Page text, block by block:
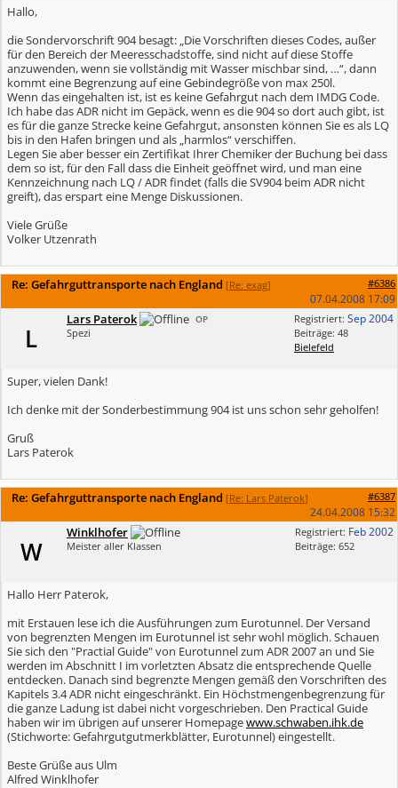
Hallo,
die Sondervorschrift 904 besagt: „Die Vorschriften dieses Codes, außer
für den Bereich der Meeresschadstoffe, sind nicht auf diese Stoffe
anzuwenden, wenn sie vollständig mit Wasser mischbar sind, …“, dann
kommt eine Begrenzung auf eine Gebindegröße von max 250l.
Wenn das eingehalten ist, ist es keine Gefahrgut nach dem IMDG Code.
Ich habe das ADR nicht im Gepäck, wenn es die 904 so dort auch gibt, ist
es für die ganze Strecke keine Gefahrgut, ansonsten können Sie es als LQ
bis in den Hafen bringen und als „harmlos“ verschiffen.
Legen Sie aber besser ein Zertifikat Ihrer Chemiker der Buchung bei dass
dem so ist, für den Fall dass die Einheit geöffnet wird, und man eine
Kennzeichnung nach LQ / ADR findet (falls die SV904 beim ADR nicht
greift), das erspart eine Menge Diskussionen.
Viele Grüße
Volker Utzenrath
Re: Gefahrguttransporte nach England [Re: exag] #6386
07.04.2008 17:09
Registriert: Sep 2004
Beiträge: 48
Bielefeld
L
Lars Paterok OP
Spezi
Super, vielen Dank!
Ich denke mit der Sonderbestimmung 904 ist uns schon sehr geholfen!
Gruß
Lars Paterok
Re: Gefahrguttransporte nach England [Re: Lars Paterok] #6387
24.04.2008 15:32
Registriert: Feb 2002
Beiträge: 652
W
Winklhofer
Meister aller Klassen
Hallo Herr Paterok,
mit Erstauen lese ich die Ausführungen zum Eurotunnel. Der Versand
von begrenzten Mengen im Eurotunnel ist sehr wohl möglich. Schauen
Sie sich den "Practial Guide" von Eurotunnel zum ADR 2007 an und Sie
werden im Abschnitt I im vorletzten Absatz die entsprechende Quelle
entdecken. Danach sind begrenzte Mengen gemäß den Vorschriften des
Kapitels 3.4 ADR nicht eingeschränkt. Ein Höchstmengenbegrenzung für
die ganze Ladung ist dabei nicht vorgeschrieben. Den Practical Guide
haben wir im übrigen auf unserer Homepagewww.schwaben.ihk.de
(Stichworte: Gefahrgutgutmerkblätter, Eurotunnel) eingestellt.
Beste Grüße aus Ulm
Alfred Winklhofer